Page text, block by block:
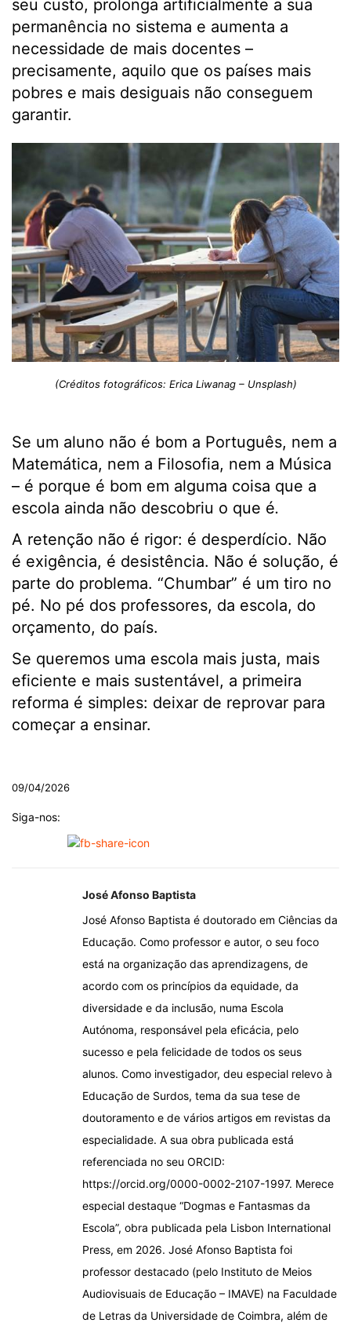
seu custo, prolonga artificialmente a sua
permanência no sistema e aumenta a
necessidade de mais docentes –
precisamente, aquilo que os países mais
pobres e mais desiguais não conseguem
garantir.
(Créditos fotográficos: Erica Liwanag – Unsplash)
Se um aluno não é bom a Português, nem a
Matemática, nem a Filosofia, nem a Música
– é porque é bom em alguma coisa que a
escola ainda não descobriu o que é.
A retenção não é rigor: é desperdício. Não
é exigência, é desistência. Não é solução, é
parte do problema. “Chumbar” é um tiro no
pé. No pé dos professores, da escola, do
orçamento, do país.
Se queremos uma escola mais justa, mais
eficiente e mais sustentável, a primeira
reforma é simples: deixar de reprovar para
começar a ensinar.
09/04/2026
Siga-nos:
José Afonso Baptista
José Afonso Baptista é doutorado em Ciências da
Educação. Como professor e autor, o seu foco
está na organização das aprendizagens, de
acordo com os princípios da equidade, da
diversidade e da inclusão, numa Escola
Autónoma, responsável pela eficácia, pelo
sucesso e pela felicidade de todos os seus
alunos. Como investigador, deu especial relevo à
Educação de Surdos, tema da sua tese de
doutoramento e de vários artigos em revistas da
especialidade. A sua obra publicada está
referenciada no seu ORCID:
https://orcid.org/0000-0002-2107-1997. Merece
especial destaque “Dogmas e Fantasmas da
Escola”, obra publicada pela Lisbon International
Press, em 2026. José Afonso Baptista foi
professor destacado (pelo Instituto de Meios
Audiovisuais de Educação – IMAVE) na Faculdade
de Letras da Universidade de Coimbra, além de